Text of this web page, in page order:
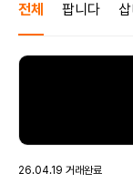
전체 팝니다
26.04.19 거래완료